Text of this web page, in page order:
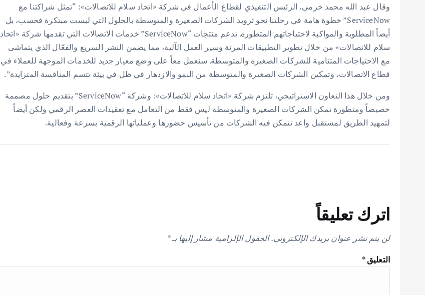
وقال عبد الله محمد خرمي، الرئيس التنفيذي لقطاع الأعمال في شركة «اتحاد سلام للاتصالات»: “تمثل شراكتنا مع
ServiceNow” خطوة هامة في رحلتنا نحو تزويد الشركات الصغيرة والمتوسطة بالحلول التي ليست مبتكرة فحسب، بل
أيضاً المطلوبة والمواكبة لاحتياجاتهم المتطورة. تدعم منتجات “ServiceNow” خدمات الاتصالات التي تقدمها شركة «اتحاد
سلام للاتصالات» من خلال تطوير التطبيقات المرنة وسير العمل الآلية، مما يضمن النشر السريع والفعّال الذي يتماشى
مع الاحتياجات المتنامية للشركات الصغيرة والمتوسطة. سنعمل معاً على وضع معيار جديد للخدمات الموجهة للعملاء في
قطاع الاتصالات، وتمكين الشركات الصغيرة والمتوسطة من النمو والازدهار في ظل في بيئة تتسم المنافسة المتزايدة”.
ومن خلال هذا التعاون الاستراتيجي، تلتزم شركة «اتحاد سلام للاتصالات»: وشركة “ServiceNow” بتقديم حلول مصممة
خصيصاً ومتطورة تمكن الشركات الصغيرة والمتوسطة ليس فقط من التعامل مع تعقيدات العصر الرقمي ولكن أيضاً
لتمهيد الطريق لمستقبل واعد تتمكن فيه الشركات من تأسيس حضورها وعملياتها الرقمية بسرعة وفعالية.
اترك تعليقاً
لن يتم نشر عنوان بريدك الإلكتروني. الحقول الإلزامية مشار إليها بـ*
التعليق*